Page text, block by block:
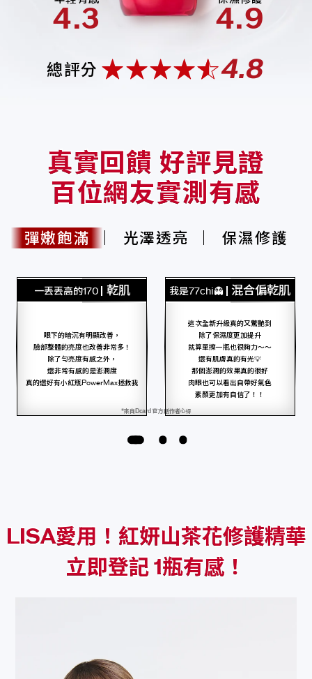
總評分 4.8
4.9
4.3
真實回饋 好評見證
百位網友實測有感
彈嫩飽滿 光澤透亮 保濕修護
一丟丟高的170 乾肌
眼下的暗沉有明顯改善，
臉部整體的亮度也改善非常多！
除了勻亮度有感之外，
還非常有感的是澎潤度
真的還好有小紅瓶PowerMax拯救我
我是77chi👻 混合偏乾肌
這次全新升級真的又驚艷到
除了保濕度更加提升
就算單擦一瓶也很夠力～～
還有肌膚真的有光💡
那個澎潤的效果真的很好
肉眼也可以看出自帶好氣色
素顏更加有自信了！！
*來自Dcard 官方創作者心得
LISA愛用！紅妍山茶花修護精華
立即登記 1瓶有感！